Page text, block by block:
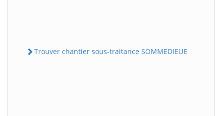
Trouver chantier sous-traitance SOMMEDIEUE